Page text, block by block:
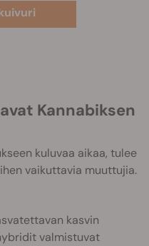
kuluvaa aikaa, tulee
vaikuttavia muuttujia.
kasvin
valmistuvat